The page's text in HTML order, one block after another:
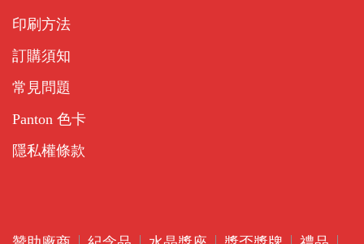
印刷方法
訂購須知
常見問題
Panton 色卡
隱私權條款